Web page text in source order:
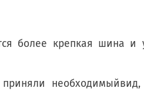
более крепкая шина
необходимыйвид,